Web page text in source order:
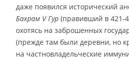
даже появился исторический
Бахрам V Гур (правивший в 421-
охотясь на заброшенных
(прежде там были деревни, но
на частновладельческие